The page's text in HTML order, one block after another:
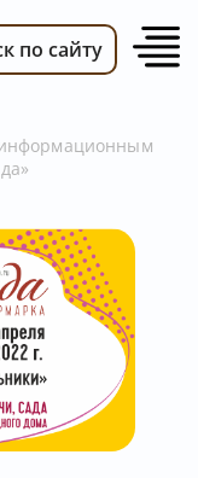
ВИДЕО
ПЕРЕДАЧИ
по сайту
информационным